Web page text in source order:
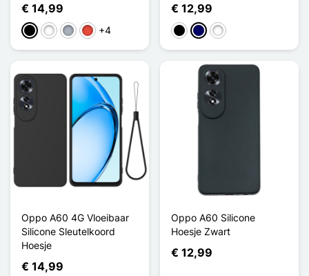
€ 14,99
ZwartWit GrijsRood+4
€ 12,99
ZwartMarine Blauw
Vert Matcha
Oppo A60 4G Vloeibaar
Silicone Sleutelkoord
Hoesje
€ 14,99
Oppo A60 Silicone
Hoesje Zwart
€ 12,99